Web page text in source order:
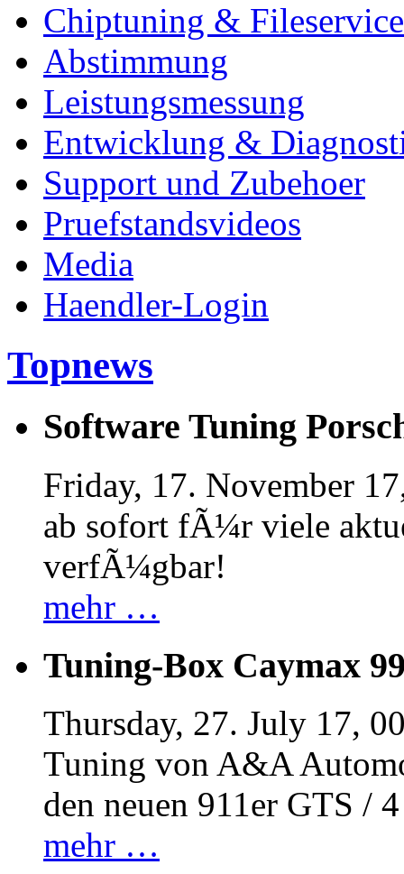
Chiptuning & Fileservice
Abstimmung
Leistungsmessung
Entwicklung &
Support und Zubehoer
Pruefstandsvideos
Media
Haendler-Login
Topnews
Software Tuning
Friday, 17. November
ab sofort fÃ¼r viele
verfÃ¼gbar!
mehr …
Tuning-Box Caymax
Thursday, 27. July 17,
Tuning von A&A
den neuen 911er GTS /
mehr …